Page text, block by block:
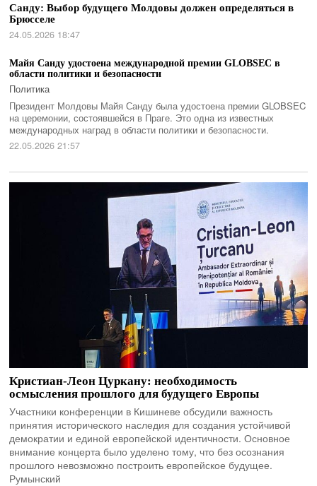
Санду: Выбор будущего Молдовы должен определяться в
Брюсселе
24.05.2026 18:47
Майя Санду удостоена международной премии GLOBSEC в
области политики и безопасности
Политика
Президент Молдовы Майя Санду была удостоена премии GLOBSEC
на церемонии, состоявшейся в Праге. Это одна из известных
международных наград в области политики и безопасности.
22.05.2026 21:57
Кристиан-Леон Цуркану: необходимость
осмысления прошлого для будущего Европы
Участники конференции в Кишиневе обсудили важность
принятия исторического наследия для создания устойчивой
демократии и единой европейской идентичности. Основное
внимание концерта было уделено тому, что без осознания
прошлого невозможно построить европейское будущее.
Румынский